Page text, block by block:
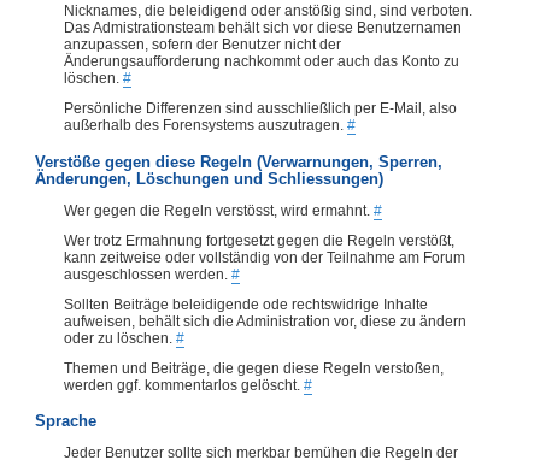
Nicknames, die beleidigend oder anstößig sind, sind verboten.
Das Admistrationsteam behält sich vor diese Benutzernamen
anzupassen, sofern der Benutzer nicht der
Änderungsaufforderung nachkommt oder auch das Konto zu
löschen. #
Persönliche Differenzen sind ausschließlich per E-Mail, also
außerhalb des Forensystems auszutragen. #
Verstöße gegen diese Regeln (Verwarnungen, Sperren,
Änderungen, Löschungen und Schliessungen)
Wer gegen die Regeln verstösst, wird ermahnt. #
Wer trotz Ermahnung fortgesetzt gegen die Regeln verstößt,
kann zeitweise oder vollständig von der Teilnahme am Forum
ausgeschlossen werden. #
Sollten Beiträge beleidigende ode rechtswidrige Inhalte
aufweisen, behält sich die Administration vor, diese zu ändern
oder zu löschen. #
Themen und Beiträge, die gegen diese Regeln verstoßen,
werden ggf. kommentarlos gelöscht. #
Sprache
Jeder Benutzer sollte sich merkbar bemühen die Regeln der